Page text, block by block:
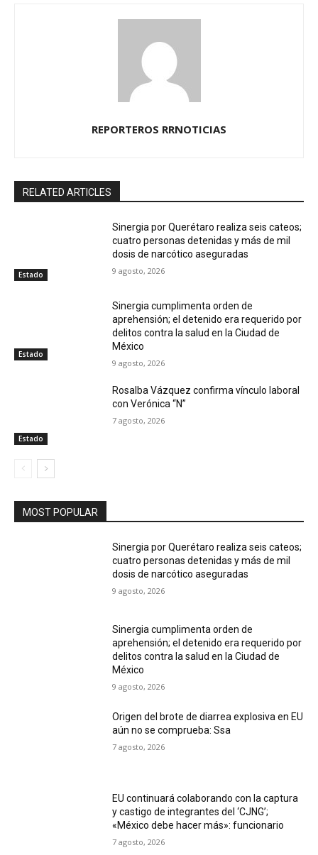
REPORTEROS RRNOTICIAS
RELATED ARTICLES
Estado
Sinergia por Querétaro realiza seis cateos;
cuatro personas detenidas y más de mil
dosis de narcótico aseguradas
9 agosto, 2026
Estado
Sinergia cumplimenta orden de
aprehensión; el detenido era requerido por
delitos contra la salud en la Ciudad de
México
9 agosto, 2026
Estado
Rosalba Vázquez confirma vínculo laboral
con Verónica “N”
7 agosto, 2026
MOST POPULAR
Sinergia por Querétaro realiza seis cateos;
cuatro personas detenidas y más de mil
dosis de narcótico aseguradas
9 agosto, 2026
Sinergia cumplimenta orden de
aprehensión; el detenido era requerido por
delitos contra la salud en la Ciudad de
México
9 agosto, 2026
Origen del brote de diarrea explosiva en EU
aún no se comprueba: Ssa
7 agosto, 2026
EU continuará colaborando con la captura
y castigo de integrantes del ‘CJNG’;
«México debe hacer más»: funcionario
7 agosto, 2026